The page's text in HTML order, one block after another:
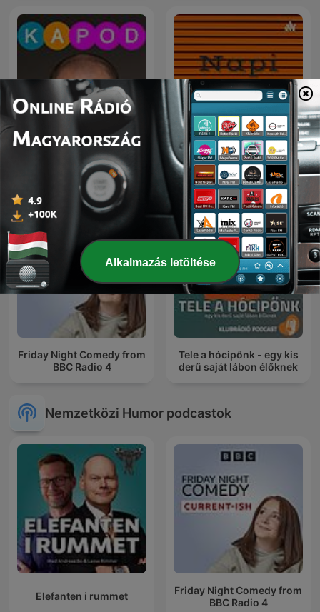
KAPod Napi vicc podcast
Friday Night Comedy from
BBC Radio 4
Tele a hócipőnk - egy kis
derű saját lábon élőknek
Nemzetközi Humor podcastok
Elefanten i rummet
Friday Night Comedy from
BBC Radio 4
Alkalmazás letöltése